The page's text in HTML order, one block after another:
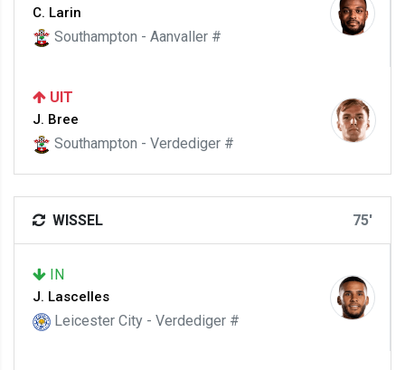
C. Larin
Southampton - Aanvaller #
UIT
J. Bree
Southampton - Verdediger #
WISSEL 75'
IN
J. Lascelles
Leicester City - Verdediger #